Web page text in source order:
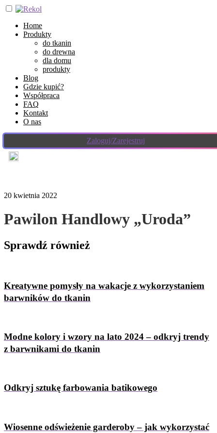
Home
Produkty
do tkanin
do drewna
dla domu
produkty
Blog
Gdzie kupić?
Współpraca
FAQ
Kontakt
O nas
Zaloguj/Zarejestruj
20 kwietnia 2022
Pawilon Handlowy „Uroda”
Sprawdź również
Kreatywne pomysły na wakacje z wykorzystaniem
barwników do tkanin
Modne kolory i wzory na lato 2024 – odkryj trendy
z barwnikami do tkanin
Odkryj sztukę farbowania batikowego
Wiosenne odświeżenie garderoby – jak wykorzystać